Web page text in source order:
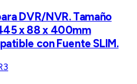
DVR/NVR. Tamaño
x 88 x 400mm
con Fuente SLIM.